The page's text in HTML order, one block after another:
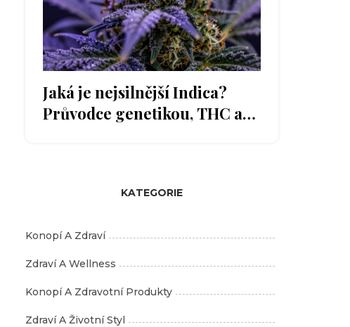
Jaká je nejsilnější Indica?
Průvodce genetikou, THC a
KATEGORIE
Konopí A Zdraví
Zdraví A Wellness
Konopí A Zdravotní Produkty
Zdraví A Životní Styl